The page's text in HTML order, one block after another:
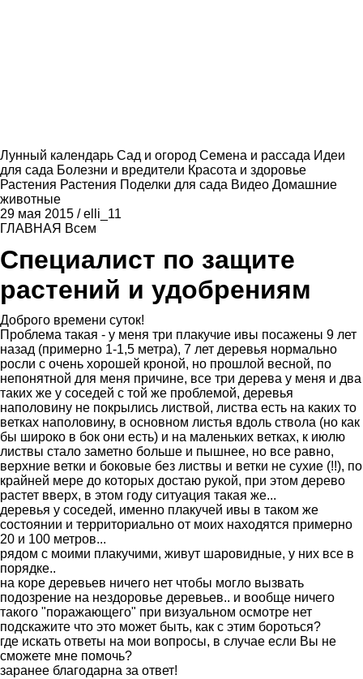
Лунный календарь Сад и огород Семена и рассада Идеи
для сада Болезни и вредители Красота и здоровье
Растения Растения Поделки для сада Видео Домашние
животные
29 мая 2015 /elli_11
ГЛАВНАЯ Всем
Специалист по защите
растений и удобрениям
Доброго времени суток!
Проблема такая - у меня три плакучие ивы посажены 9 лет
назад (примерно 1-1,5 метра), 7 лет деревья нормально
росли с очень хорошей кроной, но прошлой весной, по
непонятной для меня причине, все три дерева у меня и два
таких же у соседей с той же проблемой, деревья
наполовину не покрылись листвой, листва есть на каких то
ветках наполовину, в основном листья вдоль ствола (но как
бы широко в бок они есть) и на маленьких ветках, к июлю
листвы стало заметно больше и пышнее, но все равно,
верхние ветки и боковые без листвы и ветки не сухие (!!), по
крайней мере до которых достаю рукой, при этом дерево
растет вверх, в этом году ситуация такая же...
деревья у соседей, именно плакучей ивы в таком же
состоянии и территориально от моих находятся примерно
20 и 100 метров...
рядом с моими плакучими, живут шаровидные, у них все в
порядке..
на коре деревьев ничего нет чтобы могло вызвать
подозрение на нездоровье деревьев.. и вообще ничего
такого "поражающего" при визуальном осмотре нет
подскажите что это может быть, как с этим бороться?
где искать ответы на мои вопросы, в случае если Вы не
сможете мне помочь?
заранее благодарна за ответ!